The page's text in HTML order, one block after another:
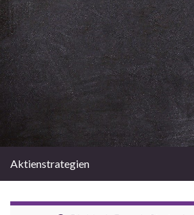
Aktienstrategien